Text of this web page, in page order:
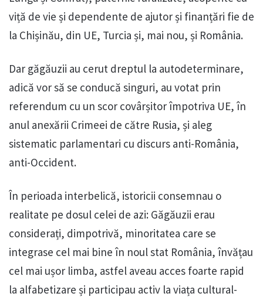
viță de vie și dependente de ajutor și finanțări fie de
la Chișinău, din UE, Turcia și, mai nou, și România.
Dar găgăuzii au cerut dreptul la autodeterminare,
adică vor să se conducă singuri, au votat prin
referendum cu un scor covârșitor împotriva UE, în
anul anexării Crimeei de către Rusia, și aleg
sistematic parlamentari cu discurs anti-România,
anti-Occident.
În perioada interbelică, istoricii consemnau o
realitate pe dosul celei de azi: Găgăuzii erau
considerați, dimpotrivă, minoritatea care se
integrase cel mai bine în noul stat România, învățau
cel mai ușor limba, astfel aveau acces foarte rapid
la alfabetizare și participau activ la viața cultural-